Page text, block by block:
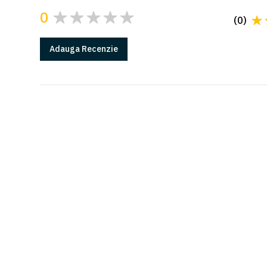
0
Adauga Recenzie
(0)